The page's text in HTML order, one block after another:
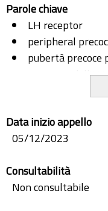
Parole chiave
LH receptor
peripheral
pubertà precoce
recettore dell'LH
Data inizio appello
05/12/2023
Consultabilità
Non consultabile